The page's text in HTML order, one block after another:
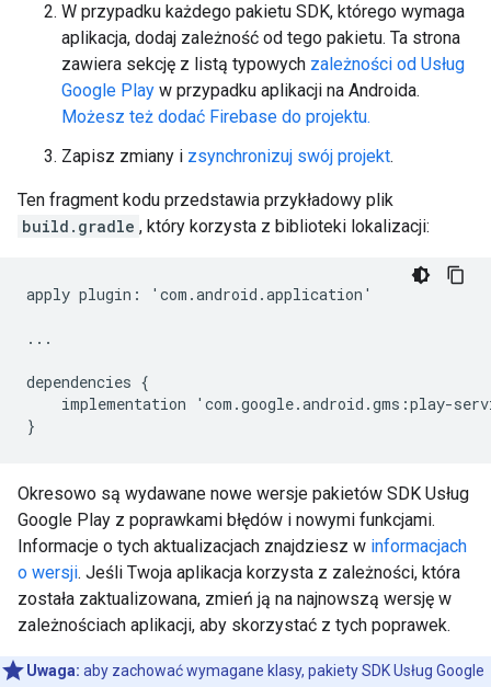
W przypadku każdego pakietu SDK, którego wymaga
aplikacja, dodaj zależność od tego pakietu. Ta strona
zawiera sekcję z listą typowych zależności od Usług
Google Play w przypadku aplikacji na Androida.
Możesz też dodać Firebase do projektu.
Zapisz zmiany i zsynchronizuj swój projekt.
Ten fragment kodu przedstawia przykładowy plik
build.gradle , który korzysta z biblioteki lokalizacji:
apply plugin : ' com .android .application '
...
dependencies {
implementation
' com .google.android .gms :play-
}
Okresowo są wydawane nowe wersje pakietów SDK Usług
Google Play z poprawkami błędów i nowymi funkcjami.
Informacje o tych aktualizacjach znajdziesz w informacjach
o wersji. Jeśli Twoja aplikacja korzysta z zależności, która
została zaktualizowana, zmień ją na najnowszą wersję w
zależnościach aplikacji, aby skorzystać z tych poprawek.
Uwaga: aby zachować wymagane klasy, pakiety SDK Usług Google